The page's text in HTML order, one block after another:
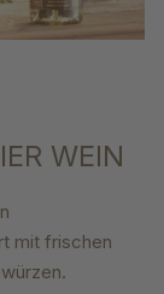
WEIN
mit frischen